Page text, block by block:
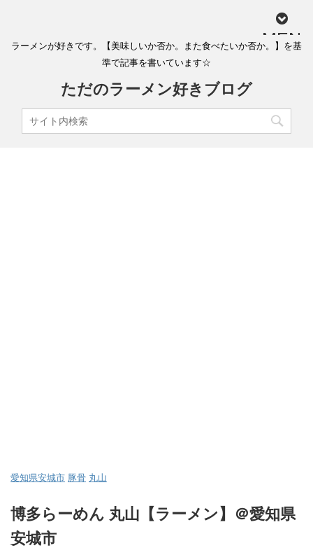
MEN
ラーメンが好きです。【美味しいか否か。また食べたいか否か。】を基
準で記事を書いています☆
ただのラーメン好きブログ
愛知県安城市 豚骨 丸山
博多らーめん 丸山【ラーメン】＠愛知県
安城市